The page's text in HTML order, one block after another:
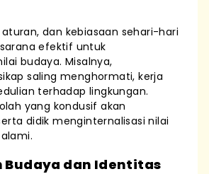
aturan, dan kebiasaan sehari-hari
efektif untuk
budaya. Misalnya,
saling menghormati, kerja
terhadap lingkungan.
yang kondusif akan
didik menginternalisasi nilai
Budaya dan Identitas